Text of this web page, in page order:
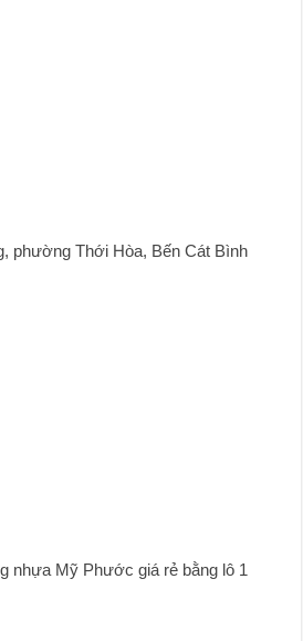
phường Thới Hòa, Bến Cát Bình
nhựa Mỹ Phước giá rẻ bằng lô 1